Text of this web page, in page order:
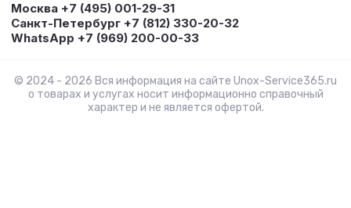
Москва +7 (495) 001-29-31
Санкт-Петербург +7 (812) 330-20-32
WhatsApp +7 (969) 200-00-33
© 2024 - 2026 Вся информация на сайте Unox-Service365.ru
о товарах и услугах носит информационно справочный
характер и не является офертой.